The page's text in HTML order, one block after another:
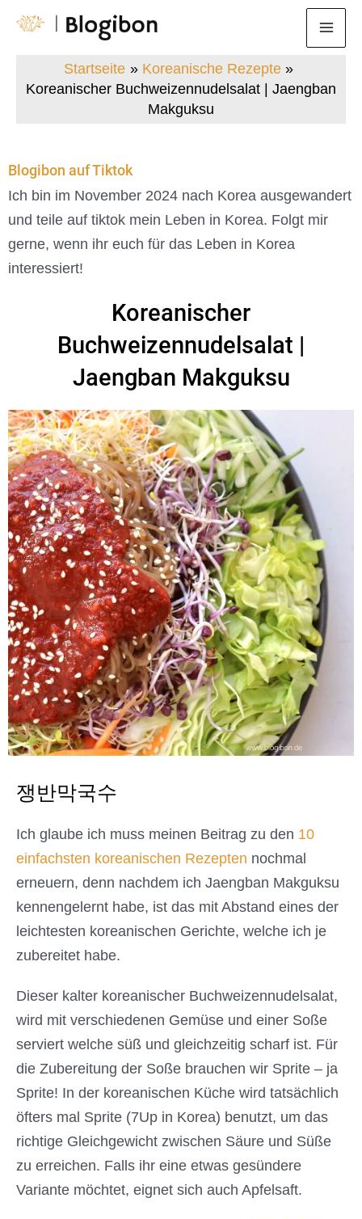
Zum
Inhalt
Startseite
Koreanische Rezepte
Koreanischer Buchweizennudelsalat | Jaengban
Makguksu
Blogibon auf Tiktok
Ich bin im November 2024 nach Korea ausgewandert
und teile auf tiktok mein Leben in Korea. Folgt mir
gerne, wenn ihr euch für das Leben in Korea
interessiert!
Koreanischer
Buchweizennudelsalat |
Jaengban Makguksu
쟁반막국수
Ich glaube ich muss meinen Beitrag zu den 10
einfachsten koreanischen Rezepten nochmal
erneuern, denn nachdem ich Jaengban Makguksu
kennengelernt habe, ist das mit Abstand eines der
leichtesten koreanischen Gerichte, welche ich je
zubereitet habe.
Dieser kalter koreanischer Buchweizennudelsalat,
wird mit verschiedenen Gemüse und einer Soße
serviert welche süß und gleichzeitig scharf ist. Für
die Zubereitung der Soße brauchen wir Sprite – ja
Sprite! In der koreanischen Küche wird tatsächlich
öfters mal Sprite (7Up in Korea) benutzt, um das
richtige Gleichgewicht zwischen Säure und Süße
zu erreichen. Falls ihr eine etwas gesündere
Variante möchtet, eignet sich auch Apfelsaft.